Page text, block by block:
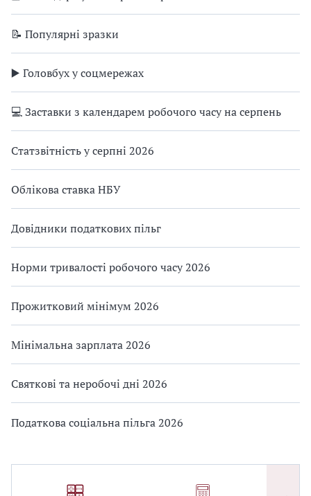
📝 Популярні зразки
▶️ Головбух у соцмережах
💻 Заставки з календарем робочого часу на серпень
Статзвітність у серпні 2026
Облікова ставка НБУ
Довідники податкових пільг
Норми тривалості робочого часу 2026
Прожитковий мінімум 2026
Мінімальна зарплата 2026
Святкові та неробочі дні 2026
Податкова соціальна пільга 2026